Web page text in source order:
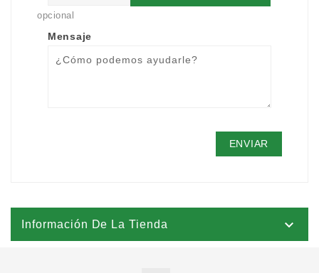
opcional
Mensaje
Información De La Tienda 